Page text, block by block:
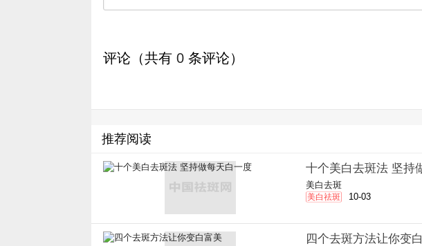
评论（共有 0 条评论）
推荐阅读
十个美白去斑法 坚持
美白去斑
美白祛斑 10-03
四个去斑方法让你变